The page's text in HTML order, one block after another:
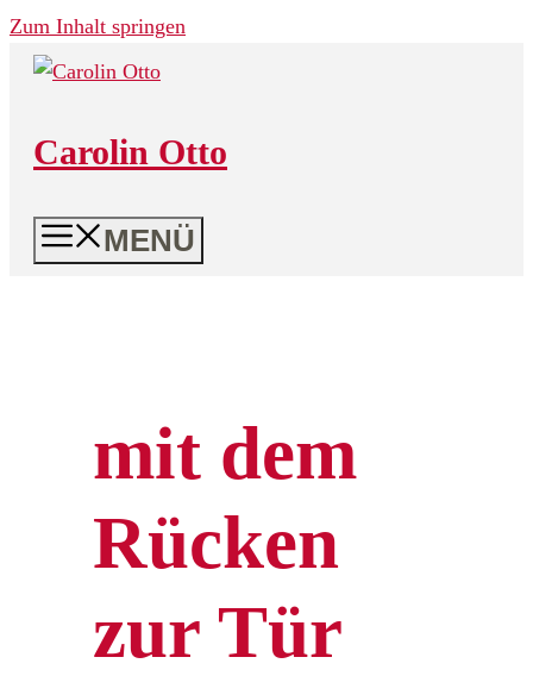
Zum Inhalt springen
Carolin Otto
MENÜ
mit dem
Rücken
zur Tür